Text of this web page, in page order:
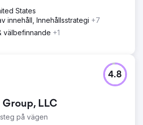
States
innehåll, Innehållsstrategi +7
välbefinnande +1
LLC
på vägen
4.8